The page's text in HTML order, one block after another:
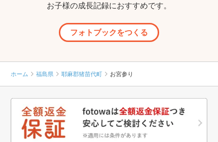
お子様の成長記録におすすめです。
フォトブックをつくる
ホーム 福島県 耶麻郡猪苗代町 お宮参り